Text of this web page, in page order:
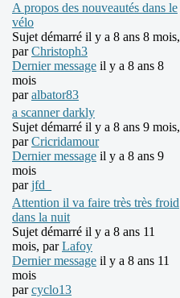
A propos des nouveautés dans le
vélo
Sujet démarré il y a 8 ans 8 mois,
parChristoph3
Dernier message il y a 8 ans 8
mois
paralbator83
a scanner darkly
Sujet démarré il y a 8 ans 9 mois,
parCricridamour
Dernier message il y a 8 ans 9
mois
parjfd_
Attention il va faire très très froid
dans la nuit
Sujet démarré il y a 8 ans 11
mois, parLafoy
Dernier message il y a 8 ans 11
mois
parcyclo13